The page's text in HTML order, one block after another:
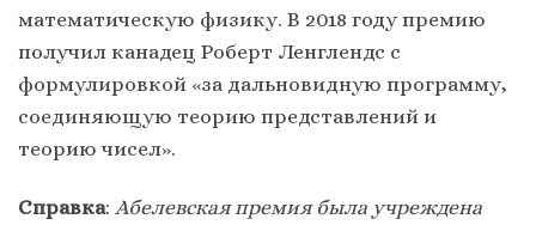
математическую физику. В 2018 году премию
получил канадец Роберт Ленглендс с
формулировкой «за дальновидную программу,
соединяющую теорию представлений и
теорию чисел».
Справка: Абелевская премия была учреждена